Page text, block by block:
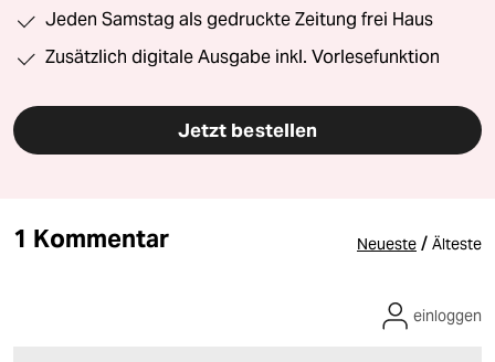
Jeden Samstag als gedruckte Zeitung frei Haus
Zusätzlich digitale Ausgabe inkl. Vorlesefunktion
Jetzt bestellen
1 Kommentar Neueste / Älteste
einloggen